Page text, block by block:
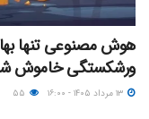
هوش مصنوعی تنها
ورشکستگی خاموش